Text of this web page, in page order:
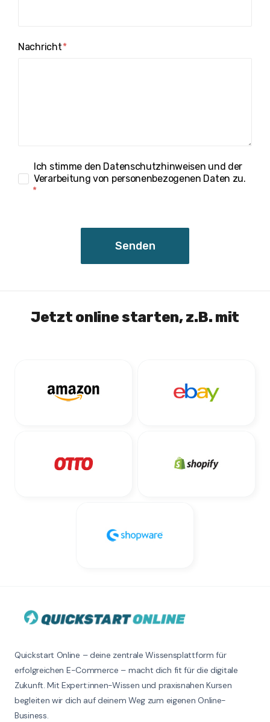
Nachricht
Ich stimme den Datenschutzhinweisen und der
Verarbeitung von personenbezogenen Daten zu.
Senden
Jetzt online starten, z.B. mit
Quickstart Online – deine zentrale Wissensplattform für
erfolgreichen E-Commerce – macht dich fit für die digitale
Zukunft. Mit Expert:innen-Wissen und praxisnahen Kursen
begleiten wir dich auf deinem Weg zum eigenen Online-
Business.